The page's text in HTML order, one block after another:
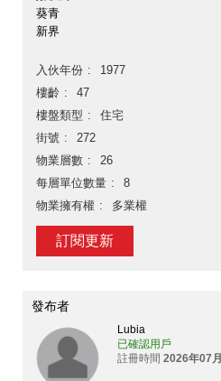
葵青
新界
入伙年份
1977
樓齡
47
樓盤類型
住宅
街號
272
物業層數
26
每層單位數量
8
物業擁有權
多業權
訂閱更新
發布者
Lubia
已確認用戶
註冊時間 2026年07月